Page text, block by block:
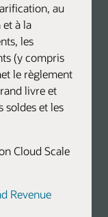
au
à la
les
(y compris
le règlement
livre et
soldes et les
Cloud Scale
Revenue